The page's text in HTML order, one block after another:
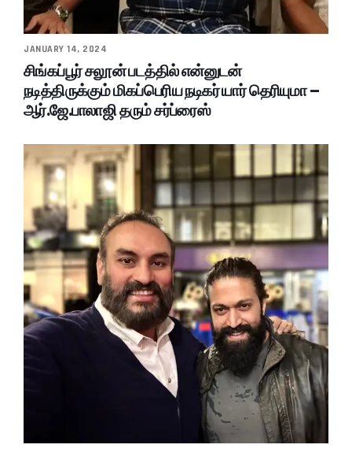
JANUARY 14, 2024
சிங்கப்பூர் சலூன் படத்தில் என்னுடன்
நடித்திருக்கும் மிகப்பெரிய நடிகர் யார் தெரியுமா –
ஆர்.ஜே.பாலாஜி தரும் சர்ப்ரைஸ்